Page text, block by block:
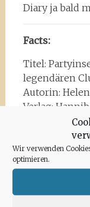
Wir verwenden
optimieren.
Diary ja bald
Facts:
Titel:
legendären
Autorin:
Verlag:
Erschienen
Preis: 19,99